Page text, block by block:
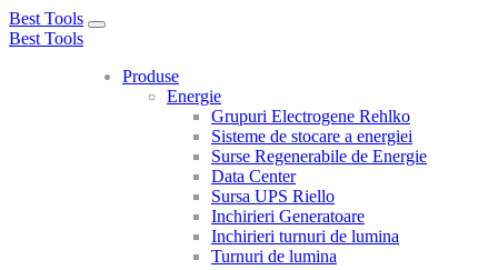
Best Tools
Toggle
Best Tools
Produse
Energie
Grupuri Electrogene Rehlko
Sisteme de stocare a energiei
Surse Regenerabile de Energie
Data Center
Sursa UPS Riello
Inchirieri Generatoare
Inchirieri turnuri de lumina
Turnuri de lumina